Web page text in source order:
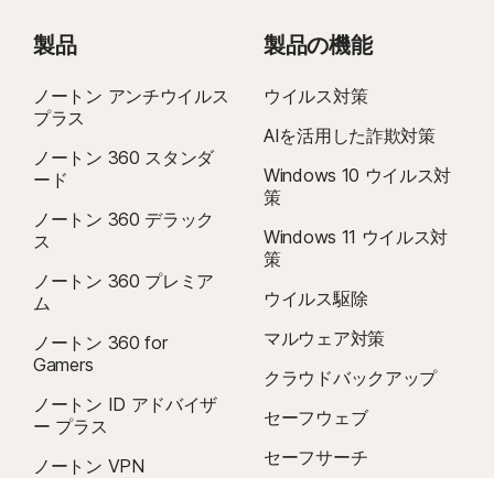
製品
ノートン アンチウイルス
プラス
ノートン 360 スタンダ
ード
ノートン 360 デラック
ス
ノートン 360 プレミア
ム
ノートン 360 for
Gamers
ノートン ID アドバイザ
ー プラス
ノートン VPN
製品の機能
ウイルス対策
AIを活用した詐欺対策
Windows 10 ウイルス対
策
Windows 11 ウイルス対
策
ウイルス駆除
マルウェア対策
クラウドバックアップ
セーフウェブ
セーフサーチ